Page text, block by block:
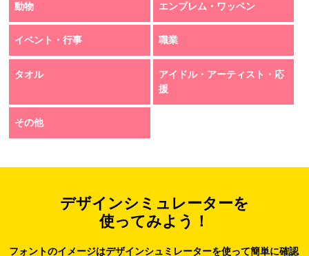
動物 エンブレム・ワッペン
イベント・行事 職業
タオル
アイドル・アーティスト・応
援
その他
デザインシミュレーターを
使ってみよう！
フォントのイメージはデザインシュミレーターを使って簡単に確認